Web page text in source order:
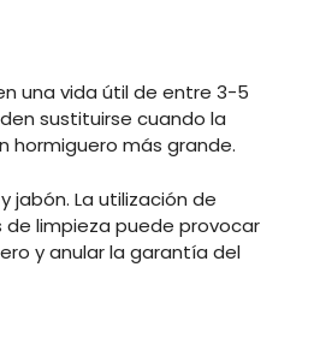
una vida útil de entre 3-5
sustituirse cuando la
hormiguero más grande.
jabón. La utilización de
limpieza puede provocar
y anular la garantía del